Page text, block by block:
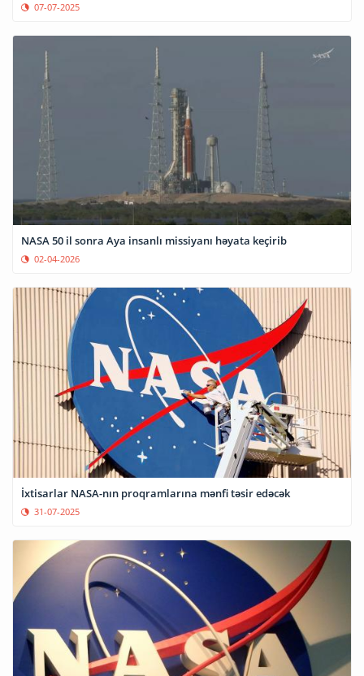
07-07-2025
NASA 50 il sonra Aya insanlı missiyanı həyata keçirib
02-04-2026
İxtisarlar NASA-nın proqramlarına mənfi təsir edəcək
31-07-2025